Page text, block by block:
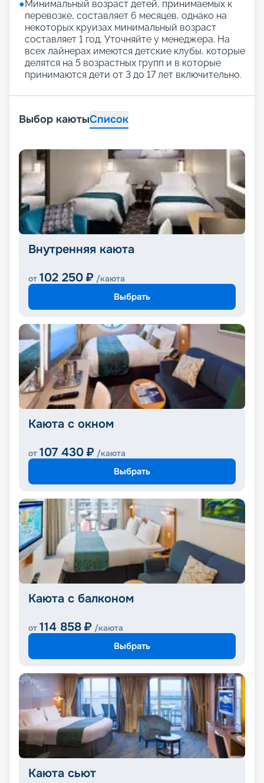
●Минимальный возраст детей, принимаемых к
перевозке, составляет 6 месяцев, однако на
некоторых круизах минимальный возраст
составляет 1 год. Уточняйте у менеджера. На
всех лайнерах имеются детские клубы, которые
делятся на 5 возрастных групп и в которые
принимаются дети от 3 до 17 лет включительно.
Выбор каютыСписок
Внутренняя каюта
от 102 250 ₽ /каюта
Выбрать
Каюта с окном
от 107 430 ₽ /каюта
Выбрать
Каюта с балконом
от 114 858 ₽ /каюта
Выбрать
Каюта сьют